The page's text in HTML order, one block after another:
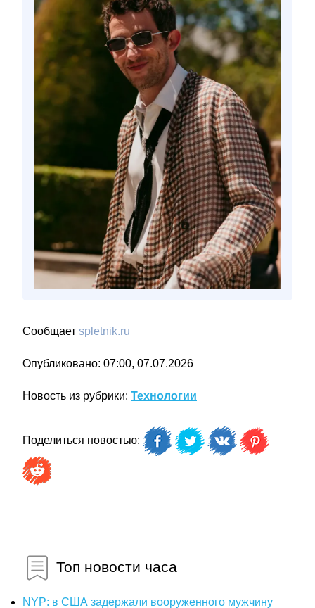
Сообщает spletnik.ru
Опубликовано: 07:00, 07.07.2026
Новость из рубрики: Технологии
Поделиться новостью:
Топ новости часа
NYP: в США задержали вооруженного мужчину